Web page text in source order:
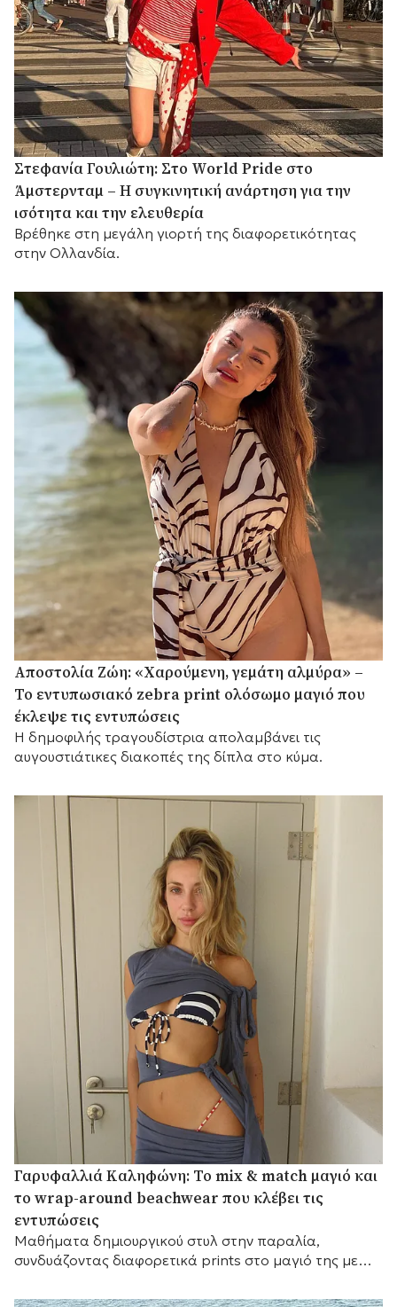
Στεφανία Γουλιώτη: Στο World Pride στο
Άμστερνταμ – Η συγκινητική ανάρτηση για την
ισότητα και την ελευθερία
Βρέθηκε στη μεγάλη γιορτή της διαφορετικότητας
στην Ολλανδία.
Αποστολία Ζώη: «Χαρούμενη, γεμάτη αλμύρα» –
Το εντυπωσιακό zebra print ολόσωμο μαγιό που
έκλεψε τις εντυπώσεις
Η δημοφιλής τραγουδίστρια απολαμβάνει τις
αυγουστιάτικες διακοπές της δίπλα στο κύμα.
Γαρυφαλλιά Καληφώνη: Το mix & match μαγιό και
το wrap-around beachwear που κλέβει τις
εντυπώσεις
Mαθήματα δημιουργικού στυλ στην παραλία,
συνδυάζοντας διαφορετικά prints στο μαγιό της με